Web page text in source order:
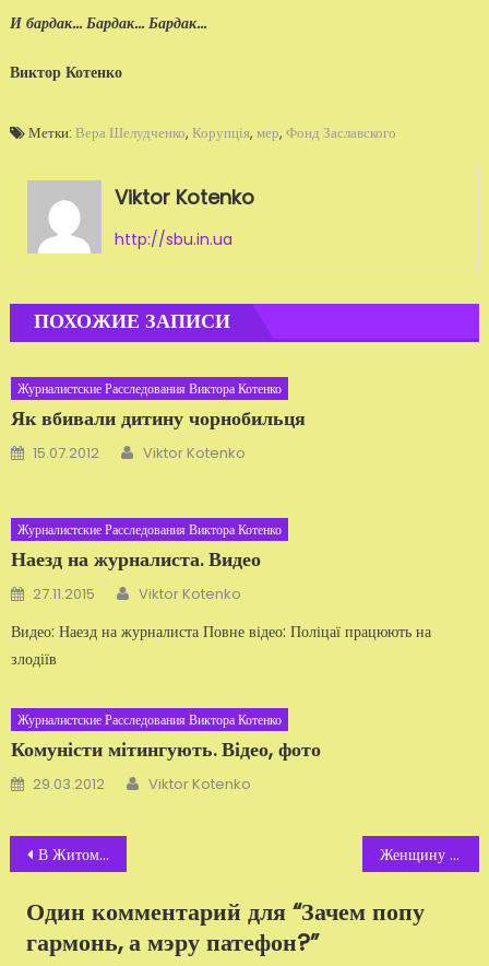
И бардак... Бардак... Бардак...
Виктор Котенко
Метки: Вера Шелудченко, Корупція, мер, Фонд Заславского
Viktor Kotenko
http://sbu.in.ua
ПОХОЖИЕ ЗАПИСИ
Журналистские Расследования Виктора Котенко
Як вбивали дитину чорнобильця
Добавлено
15.07.2012 Автор
Viktor Kotenko
Журналистские Расследования Виктора Котенко
Наезд на журналиста. Видео
Добавлено
27.11.2015 Автор
Viktor Kotenko
Видео: Наезд на журналиста Повне відео: Поліцаї працюють на
злодіїв
Журналистские Расследования Виктора Котенко
Комуністи мітингують. Відео, фото
Добавлено
29.03.2012 Автор
Viktor Kotenko
Навигация
по
записям
В Житомире торгуют институтами Женщину с двумя детьми зверски избили и ограбили житомирские охранники
Один комментарий для “Зачем попу
гармонь, а мэру патефон?”